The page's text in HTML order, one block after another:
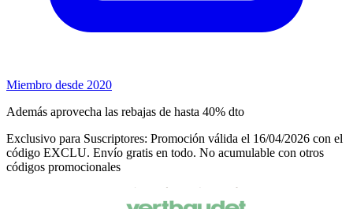
Miembro desde 2020
Además aprovecha las rebajas de hasta 40% dto
Exclusivo para Suscriptores: Promoción válida el 16/04/2026 con el
código EXCLU. Envío gratis en todo. No acumulable con otros
códigos promocionales